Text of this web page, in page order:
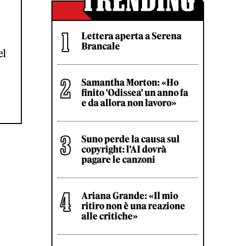
Lettera aperta a Serena
Brancale
Samantha Morton: «Ho
finito 'Odissea' un anno fa
e da allora non lavoro»
Suno perde la causa sul
copyright: l'AI dovrà
pagare le canzoni
Ariana Grande: «Il mio
ritiro non è una reazione
alle critiche»